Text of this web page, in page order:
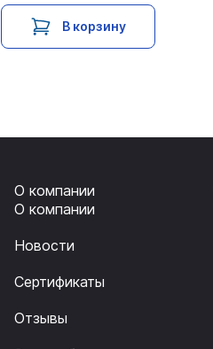
В корзину
О компании
О компании
Новости
Сертификаты
Отзывы